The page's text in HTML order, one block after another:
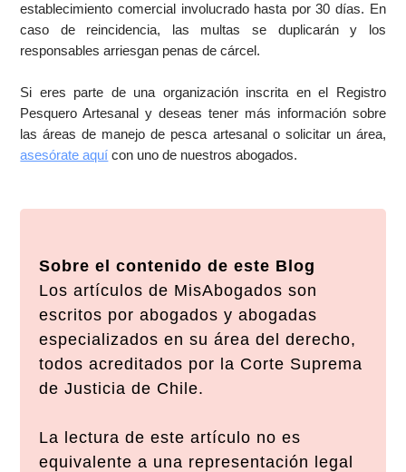
establecimiento comercial involucrado hasta por 30 días. En
caso de reincidencia, las multas se duplicarán y los
responsables arriesgan penas de cárcel.
Si eres parte de una organización inscrita en el Registro
Pesquero Artesanal y deseas tener más información sobre
las áreas de manejo de pesca artesanal o solicitar un área,
asesórate aquí con uno de nuestros abogados.
Sobre el contenido de este Blog
Los artículos de MisAbogados son
escritos por abogados y abogadas
especializados en su área del derecho,
todos acreditados por la Corte Suprema
de Justicia de Chile.
La lectura de este artículo no es
equivalente a una representación legal